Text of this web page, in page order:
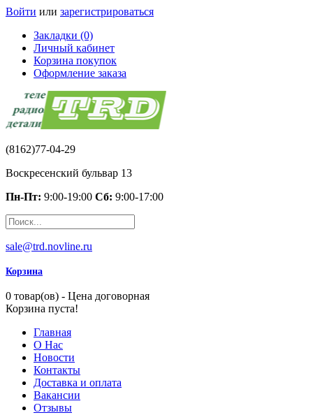
Войти или зарегистрироваться
Закладки (0)
Личный кабинет
Корзина покупок
Оформление заказа
(8162)77-04-29
Воскресенский бульвар 13
Пн-Пт: 9:00-19:00 Сб: 9:00-17:00
sale@trd.novline.ru
Корзина
0 товар(ов) - Цена договорная
Корзина пуста!
Главная
О Нас
Новости
Контакты
Доставка и оплата
Вакансии
Отзывы